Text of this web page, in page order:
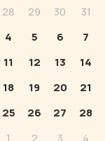
28 29 30 31
4 5 6 7
11 12 13 14
18 19 20 21
25 26 27 28
1 2 3 4